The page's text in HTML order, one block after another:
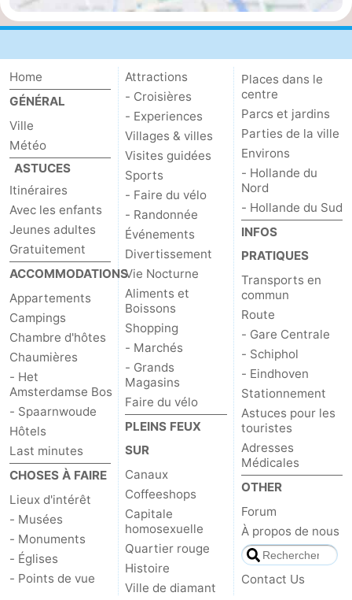
touristes
Contact
Us
Home
GÉNÉRAL
Ville
Météo
ASTUCES
Itinéraires
Avec les enfants
Jeunes adultes
Gratuitement
ACCOMMODATIONS
Appartements
Campings
Chambre d'hôtes
Chaumières
- Het
Amsterdamse Bos
- Spaarnwoude
Hôtels
Last minutes
CHOSES À FAIRE
Lieux d'intérêt
- Musées
- Monuments
- Églises
- Points de vue
Attractions
- Croisières
- Experiences
Villages & villes
Visites guidées
Sports
- Faire du vélo
- Randonnée
Événements
Divertissement
Vie Nocturne
Aliments et
Boissons
Shopping
- Marchés
- Grands
Magasins
Faire du vélo
PLEINS FEUX
SUR
Canaux
Coffeeshops
Capitale
homosexuelle
Quartier rouge
Histoire
Ville de diamant
Places dans le
centre
Parcs et jardins
Parties de la ville
Environs
- Hollande du
Nord
- Hollande du Sud
INFOS
PRATIQUES
Transports en
commun
Route
- Gare Centrale
- Schiphol
- Eindhoven
Stationnement
Astuces pour les
touristes
Adresses
Médicales
OTHER
Forum
À propos de nous
Contact Us